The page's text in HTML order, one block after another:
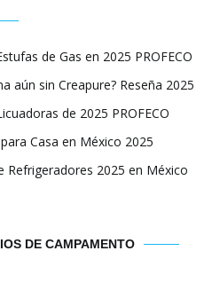
de Gas en 2025 PROFECO
aún sin Creapure? Reseña 2025
de 2025 PROFECO
Casa en México 2025
Refrigeradores 2025 en México
DE CAMPAMENTO